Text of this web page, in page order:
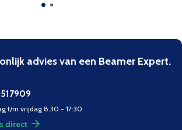
advies van een Beamer Expert.
t/m vrijdag 8.30 - 17:30
direct